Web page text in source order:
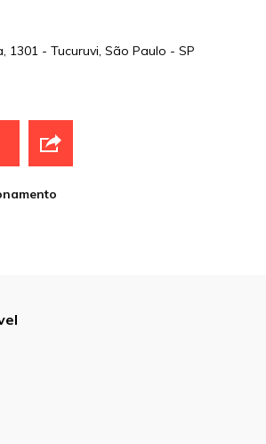
1301 - Tucuruvi, São Paulo - SP